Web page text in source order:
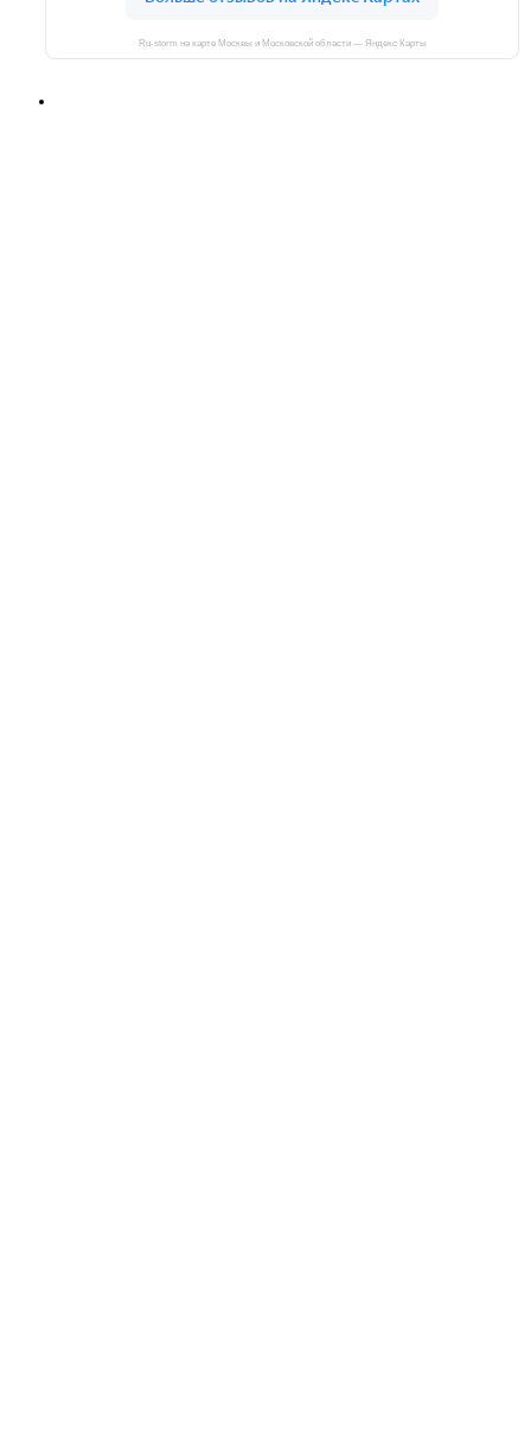
Ru-storm на карте Москвы и Московской области — Яндекс Карты